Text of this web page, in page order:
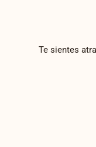
Te sientes